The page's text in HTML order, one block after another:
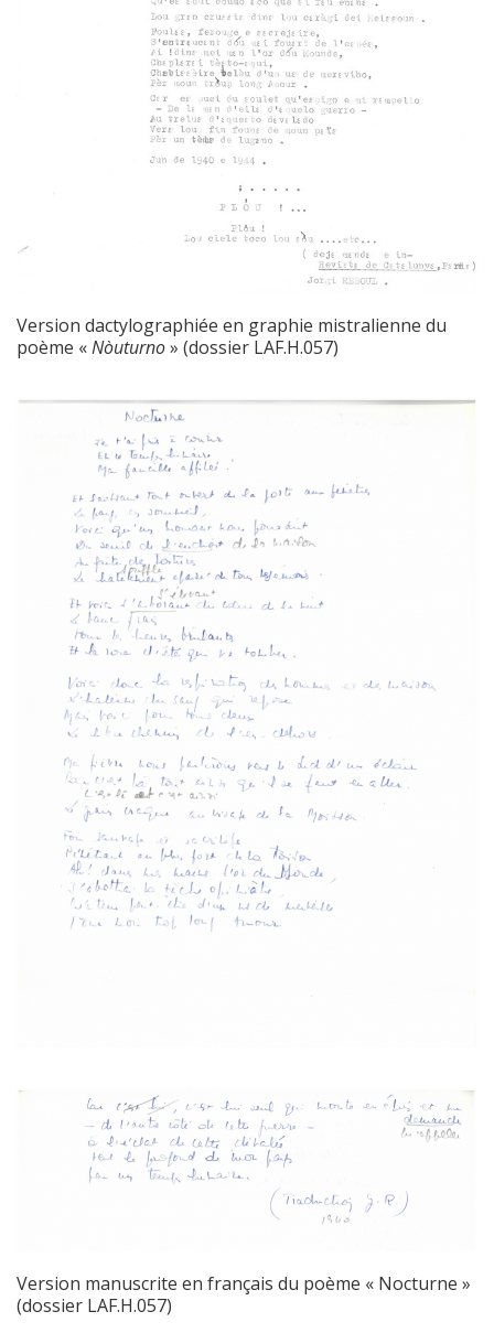
Version dactylographiée en graphie mistralienne du
poème «Nòuturno» (dossier LAF.H.057)
Version manuscrite en français du poème « Nocturne »
(dossier LAF.H.057)